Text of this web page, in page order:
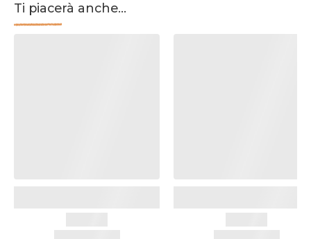
Ti piacerà anche...